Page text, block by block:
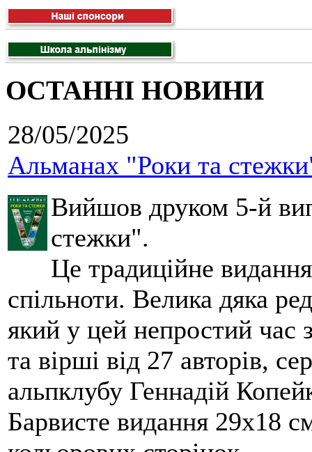
ОСТАННІ НОВИНИ
28/05/2025
Альманах "Роки та
Вийшов друком 5-й
стежки".
Це традиційне
спільноти. Велика дяка
який у цей непростий час
та вірші від 27 авторів,
альпклубу Геннадій
Барвисте видання 29х18